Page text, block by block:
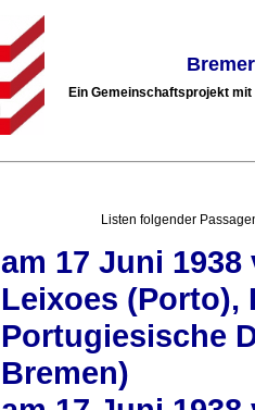
Ein Gemeinschaftsprojekt
Listen folgender
am 17 Juni 1938
Leixoes (Porto),
Portugiesische
Bremen)